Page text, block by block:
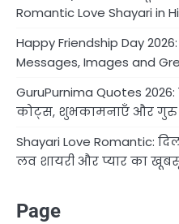
Romantic Love Shayari in
Happy Friendship Day
Messages, Images and
GuruPurnima Quotes
कोट्स, शुभकामनाएँ और
Shayari Love Romantic:
लव शायरी और प्यार का
Page